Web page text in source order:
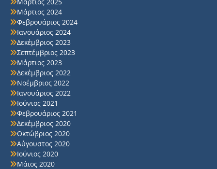
Μάρτιος 2024
Φεβρουάριος 2024
Ιανουάριος 2024
Δεκέμβριος 2023
Σεπτέμβριος 2023
Μάρτιος 2023
Δεκέμβριος 2022
Νοέμβριος 2022
Ιανουάριος 2022
Ιούνιος 2021
Φεβρουάριος 2021
Δεκέμβριος 2020
Οκτώβριος 2020
Αύγουστος 2020
Ιούνιος 2020
Μάιος 2020